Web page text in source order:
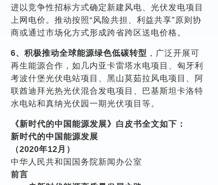
进以竞争性招标方式确定新建风电、光伏发电项目
上网电价。推动按照“风险共担、利益共享”原则协
商或通过市场化方式形成跨省跨区送电价格。
6、积极推动全球能源绿色低碳转型 ，广泛开展可
再生能源合作，如几内亚卡雷塔水电项目、匈牙利
考波什堡光伏电站项目、黑山莫茹拉风电项目、阿
联酋迪拜光热光伏混合发电项目、巴基斯坦卡洛特
水电站和真纳光伏园一期光伏项目等。
《新时代的中国能源发展》白皮书全文如下：
新时代的中国能源发展
（2020年12月）
中华人民共和国国务院新闻办公室
前言